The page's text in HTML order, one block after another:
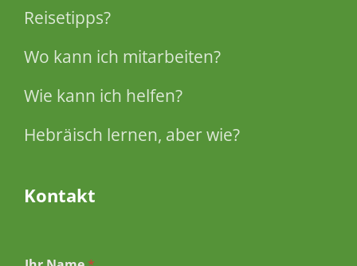
Reisetipps?
Wo kann ich mitarbeiten?
Wie kann ich helfen?
Hebräisch lernen, aber wie?
Kontakt